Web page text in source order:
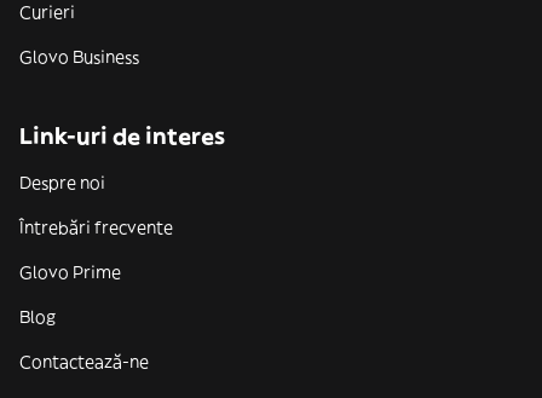
Curieri
Glovo Business
Link-uri de interes
Despre noi
Întrebări frecvente
Glovo Prime
Blog
Contactează-ne